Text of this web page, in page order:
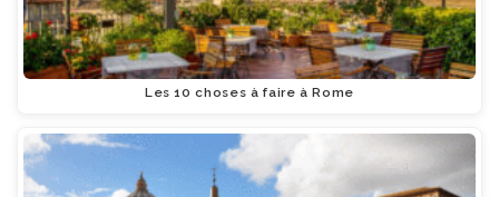
Les 10 choses à faire à Rome